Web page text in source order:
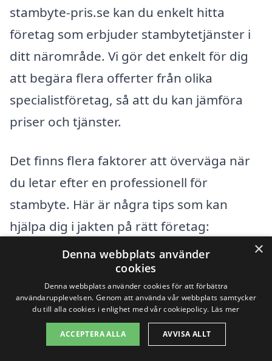
stambyte-pris.se kan du enkelt hitta
företag som erbjuder stambytetjänster i
ditt närområde. Vi gör det enkelt för dig
att begära flera offerter från olika
specialistföretag, så att du kan jämföra
priser och tjänster.
Det finns flera faktorer att överväga när
du letar efter en professionell för
stambyte. Här är några tips som kan
hjälpa dig i jakten på rätt företag:
Kontrollera företagsreferenser och
tidigare arbeten.
Be om kostnadsförslag för att jämföra
priser.
×
Denna webbplats använder
cookies
Denna webbplats använder cookies för att förbättra
användarupplevelsen. Genom att använda vår webbplats samtycker
du till alla cookies i enlighet med vår cookiepolicy. Läs mer
ACCEPTERA ALLA AVVISA ALLT